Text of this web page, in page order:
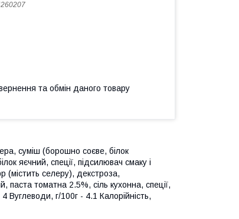
та обмін даного товару
суміш (борошно соєве, білок
яєчний, спеції, підсилювач смаку і
(містить селеру), декстроза,
паста томатна 2.5%, сіль кухонна, спеції,
Вуглеводи, г/100г - 4.1 Калорійність,